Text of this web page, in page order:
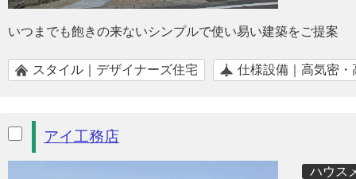
いつまでも飽きの来ないシンプルで使い易い建築をご提案
スタイル｜デザイナーズ住宅 仕様設備｜高気密・
アイ工務店
ハウス